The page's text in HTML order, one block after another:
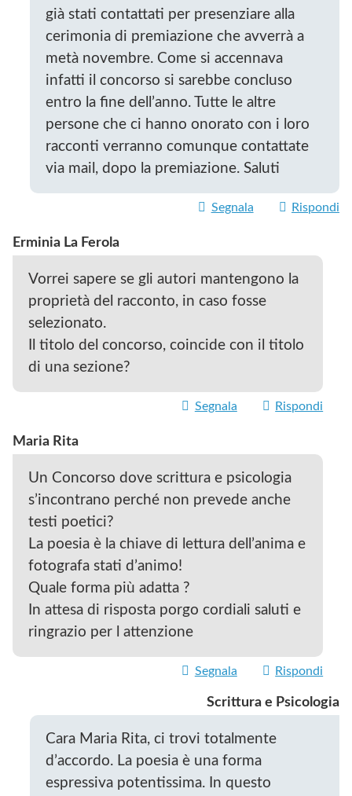
già stati contattati per presenziare alla
cerimonia di premiazione che avverrà a
metà novembre. Come si accennava
infatti il concorso si sarebbe concluso
entro la fine dell’anno. Tutte le altre
persone che ci hanno onorato con i loro
racconti verranno comunque contattate
via mail, dopo la premiazione. Saluti
Segnala Rispondi
Erminia La Ferola
Vorrei sapere se gli autori mantengono la
proprietà del racconto, in caso fosse
selezionato.
Il titolo del concorso, coincide con il titolo
di una sezione?
Segnala Rispondi
Maria Rita
Un Concorso dove scrittura e psicologia
s’incontrano perché non prevede anche
testi poetici?
La poesia è la chiave di lettura dell’anima e
fotografa stati d’animo!
Quale forma più adatta ?
In attesa di risposta porgo cordiali saluti e
ringrazio per l attenzione
Segnala Rispondi
Scrittura e Psicologia
Cara Maria Rita, ci trovi totalmente
d’accordo. La poesia è una forma
espressiva potentissima. In questo